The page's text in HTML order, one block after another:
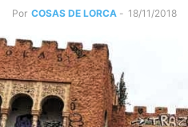
Por COSAS DE LORCA - 18/11/2018